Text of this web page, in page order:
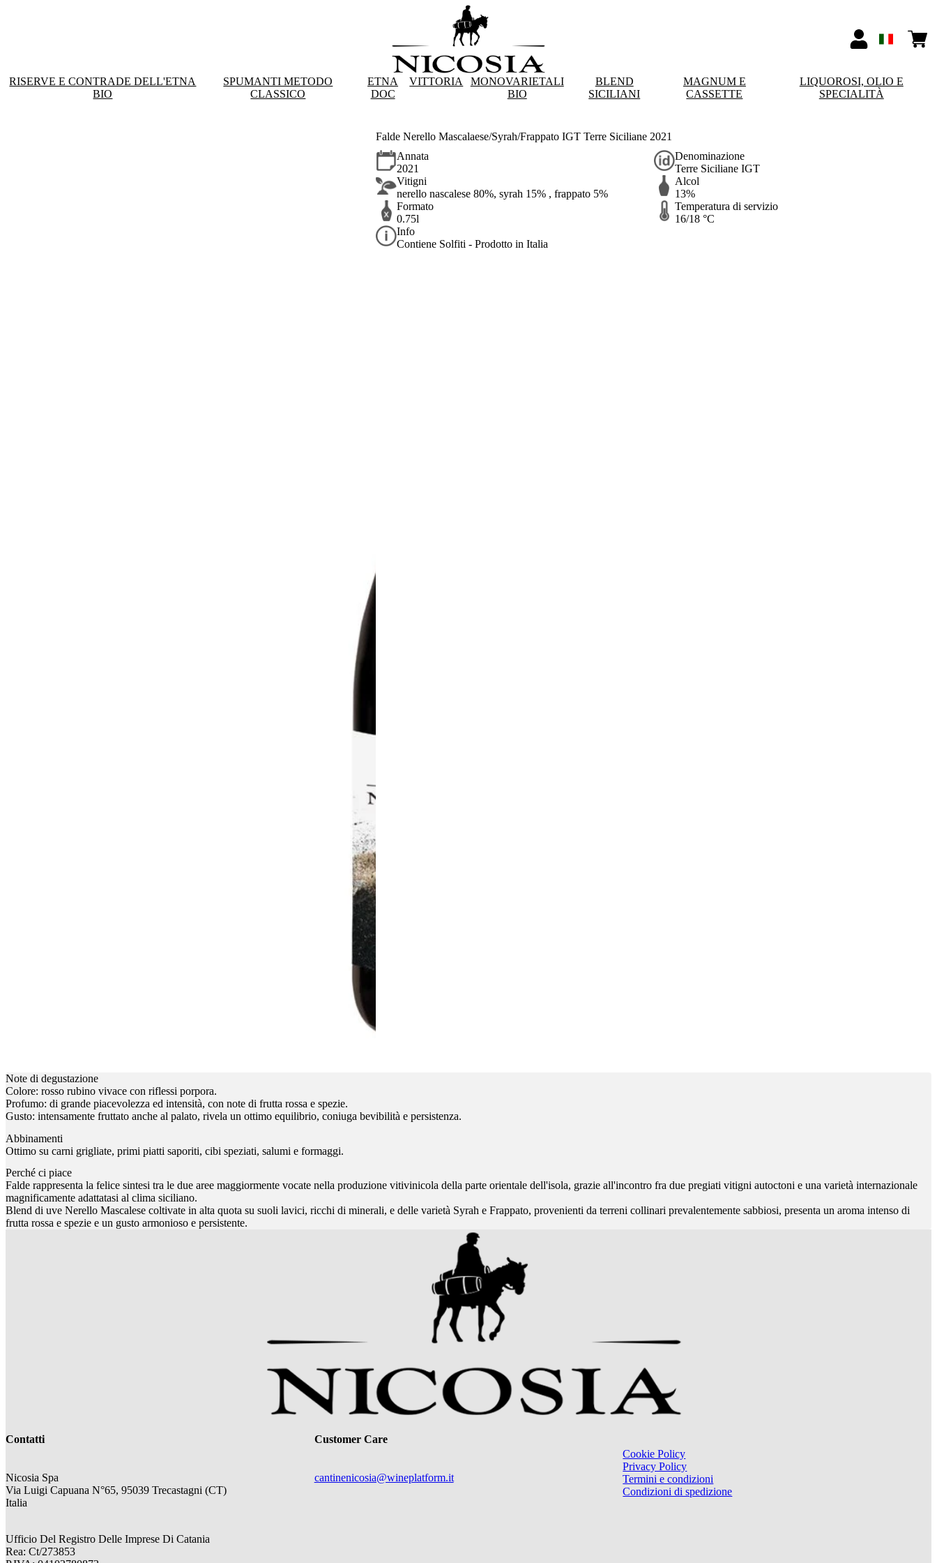
RISERVE E CONTRADE DELL'ETNA
BIO
SPUMANTI METODO
CLASSICO
ETNA
DOC
VITTORIA
MONOVARIETALI
BIO
BLEND
SICILIANI
MAGNUM E
CASSETTE
LIQUOROSI, OLIO E
SPECIALITÀ
Falde Nerello Mascalaese/Syrah/Frappato IGT Terre Siciliane 2021
Annata
2021
Denominazione
Terre Siciliane IGT
Vitigni
nerello nascalese 80%, syrah 15% , frappato 5%
Alcol
13%
Formato
0.75l
Temperatura di servizio
16/18 °C
Info
Contiene Solfiti - Prodotto in Italia
Note di degustazione
Colore: rosso rubino vivace con riflessi porpora.
Profumo: di grande piacevolezza ed intensità, con note di frutta rossa e spezie.
Gusto: intensamente fruttato anche al palato, rivela un ottimo equilibrio, coniuga bevibilità e persistenza.
Abbinamenti
Ottimo su carni grigliate, primi piatti saporiti, cibi speziati, salumi e formaggi.
Perché ci piace
Falde rappresenta la felice sintesi tra le due aree maggiormente vocate nella produzione vitivinicola della parte orientale dell'isola, grazie all'incontro fra due pregiati vitigni autoctoni e una varietà internazionale
magnificamente adattatasi al clima siciliano.
Blend di uve Nerello Mascalese coltivate in alta quota su suoli lavici, ricchi di minerali, e delle varietà Syrah e Frappato, provenienti da terreni collinari prevalentemente sabbiosi, presenta un aroma intenso di
frutta rossa e spezie e un gusto armonioso e persistente.
Contatti
Nicosia Spa
Via Luigi Capuana N°65, 95039 Trecastagni (CT)
Italia
Ufficio Del Registro Delle Imprese Di Catania
Rea: Ct/273853
Customer Care
cantinenicosia@wineplatform.it
Cookie Policy
Privacy Policy
Termini e condizioni
Condizioni di spedizione